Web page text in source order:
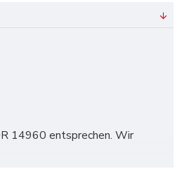
14960 entsprechen. Wir